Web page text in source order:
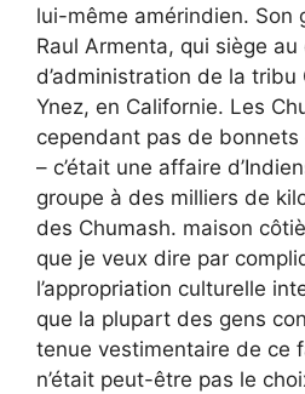
lui-même amérindien. Son
Raul Armenta, qui siège au
d’administration de la tribu
Ynez, en Californie. Les
cependant pas de
– c’était une affaire
groupe à des milliers de
des Chumash. maison
que je veux dire par
l’appropriation culturelle
que la plupart des gens
tenue vestimentaire de ce
n’était peut-être pas le